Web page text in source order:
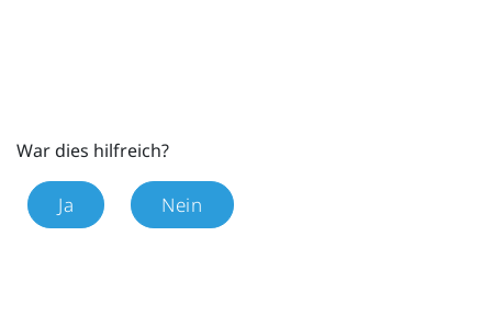
War dies hilfreich?
Ja Nein